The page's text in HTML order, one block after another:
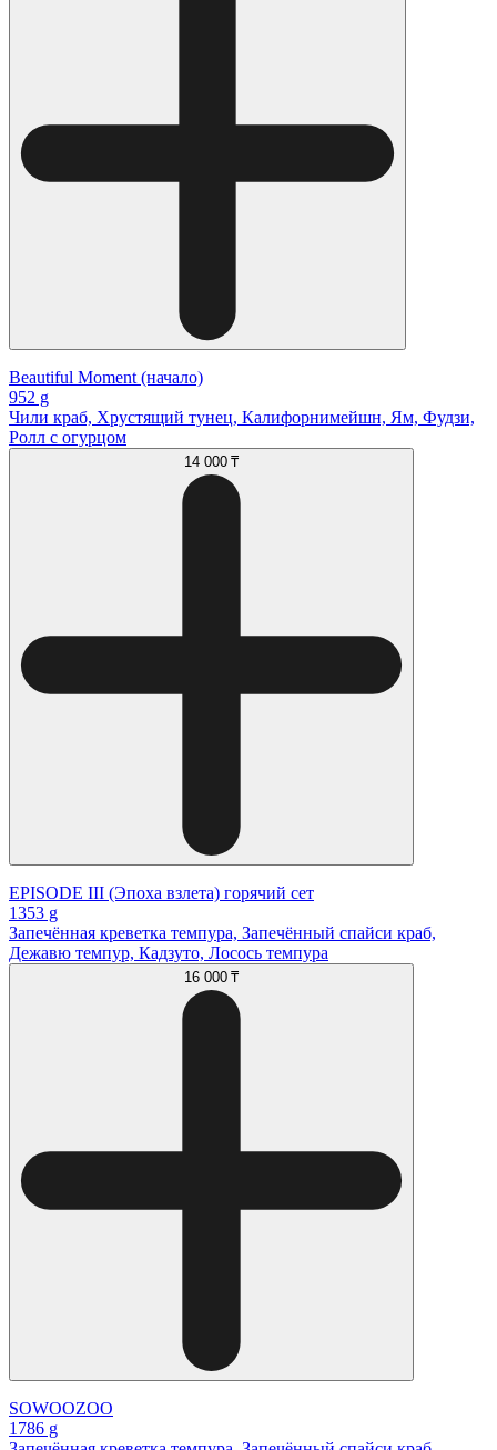
Beautiful Moment (начало)
952 g
Чили краб, Хрустящий тунец, Калифорнимейшн, Ям, Фудзи,
Ролл с огурцом
14 000 ₸
EPISODE III (Эпоха взлета) горячий сет
1353 g
Запечённая креветка темпура, Запечённый спайси краб,
Дежавю темпур, Кадзуто, Лосось темпура
16 000 ₸
SOWOOZOO
1786 g